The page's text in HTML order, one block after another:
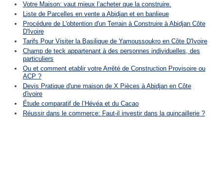
Votre Maison: vaut mieux l’acheter que la construire.
Liste de Parcelles en vente a Abidjan et en banlieue
Procédure de L'obtention d'un Terrain à Construire à Abidjan Côte
D'Ivoire
Tarifs Pour Visiter la Basilique de Yamoussoukro en Côte D'Ivoire
Champ de teck appartenant à des personnes individuelles, des
particuliers
Ou et comment etablir votre Arrêté de Construction Provisoire ou
ACP ?
Devis Pratique d'une maison de X Pièces à Abidjan en Côte
d'ivoire
Étude comparatif de l’Hévéa et du Cacao
Réussir dans le commerce: Faut-il investir dans la quincaillerie ?